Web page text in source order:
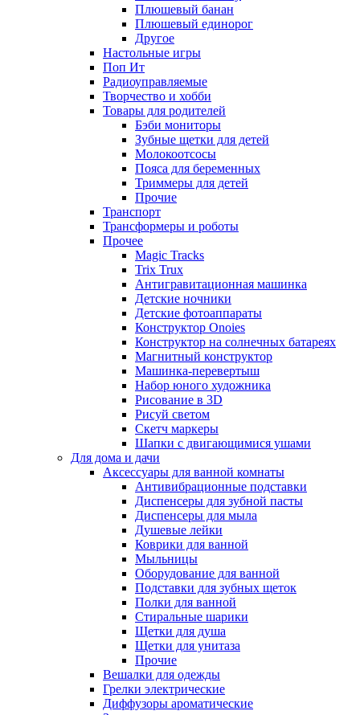
Плюшевый банан
Плюшевый единорог
Другое
Настольные игры
Поп Ит
Радиоуправляемые
Творчество и хобби
Товары для родителей
Бэби мониторы
Зубные щетки для детей
Молокоотсосы
Пояса для беременных
Триммеры для детей
Прочие
Транспорт
Трансформеры и роботы
Прочее
Magic Tracks
Trix Trux
Антигравитационная машинка
Детские ночники
Детские фотоаппараты
Конструктор Onoies
Конструктор на солнечных батареях
Магнитный конструктор
Машинка-перевертыш
Набор юного художника
Рисование в 3D
Рисуй светом
Скетч маркеры
Шапки с двигающимися ушами
Для дома и дачи
Аксессуары для ванной комнаты
Антивибрационные подставки
Диспенсеры для зубной пасты
Диспенсеры для мыла
Душевые лейки
Коврики для ванной
Мыльницы
Оборудование для ванной
Подставки для зубных щеток
Полки для ванной
Стиральные шарики
Щетки для душа
Щетки для унитаза
Прочие
Вешалки для одежды
Грелки электрические
Диффузоры ароматические